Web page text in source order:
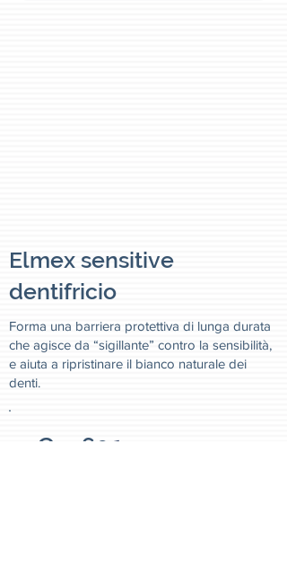
Elmex sensitive
dentifricio
Forma una barriera protettiva di lunga durata
che agisce da “sigillante” contro la sensibilità,
e aiuta a ripristinare il bianco naturale dei
denti.
€ 9,60